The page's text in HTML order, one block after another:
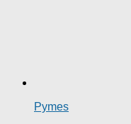
Pymes